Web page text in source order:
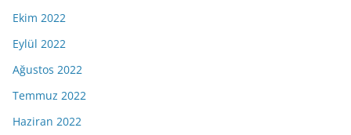
Ekim 2022
Eylül 2022
Ağustos 2022
Temmuz 2022
Haziran 2022